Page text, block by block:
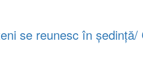
se reunesc în